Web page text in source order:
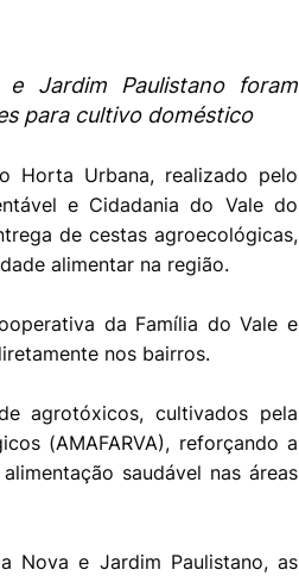
Jardim Paulistano foram
para cultivo doméstico
Horta Urbana, realizado pelo
e Cidadania do Vale do
de cestas agroecológicas,
alimentar na região.
da Família do Vale e
nos bairros.
agrotóxicos, cultivados pela
(AMAFARVA), reforçando a
saudável nas áreas
Nova e Jardim Paulistano, as